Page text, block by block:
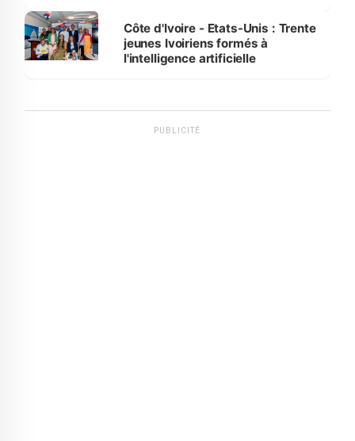
Côte d'Ivoire - Etats-Unis : Trente
jeunes Ivoiriens formés à
l'intelligence artificielle
PUBLICITÉ